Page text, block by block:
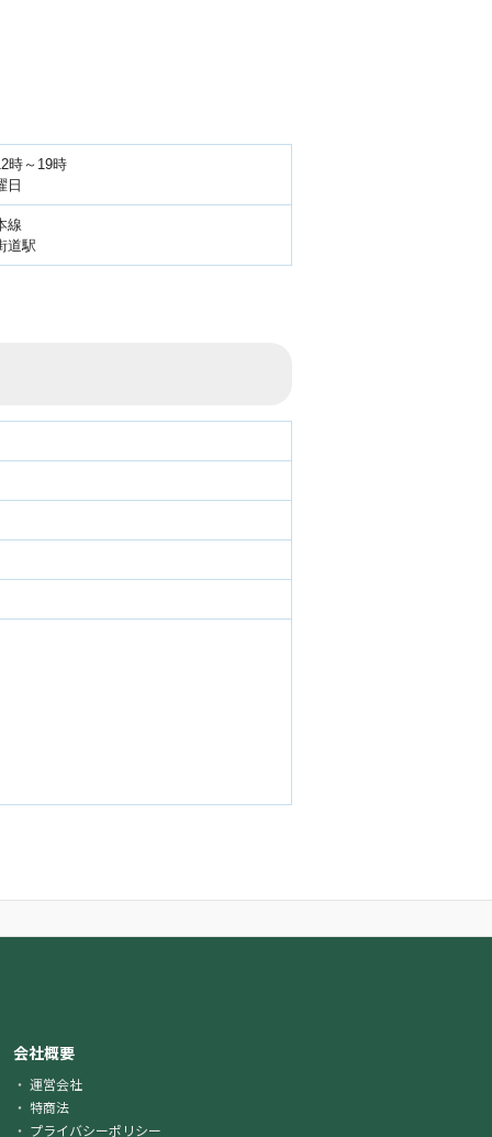
時～19時
日
線
道駅
会社概要
運営会社
特商法
プライバシーポリシー